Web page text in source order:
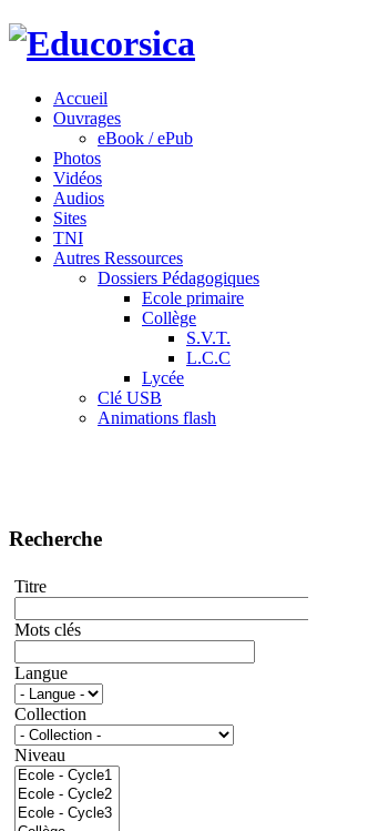
Accueil
Ouvrages
eBook / ePub
Photos
Vidéos
Audios
Sites
TNI
Autres Ressources
Dossiers Pédagogiques
Ecole primaire
Collège
S.V.T.
L.C.C
Lycée
Clé USB
Animations flash
Recherche
Titre
Mots clés
Langue
Collection
Niveau